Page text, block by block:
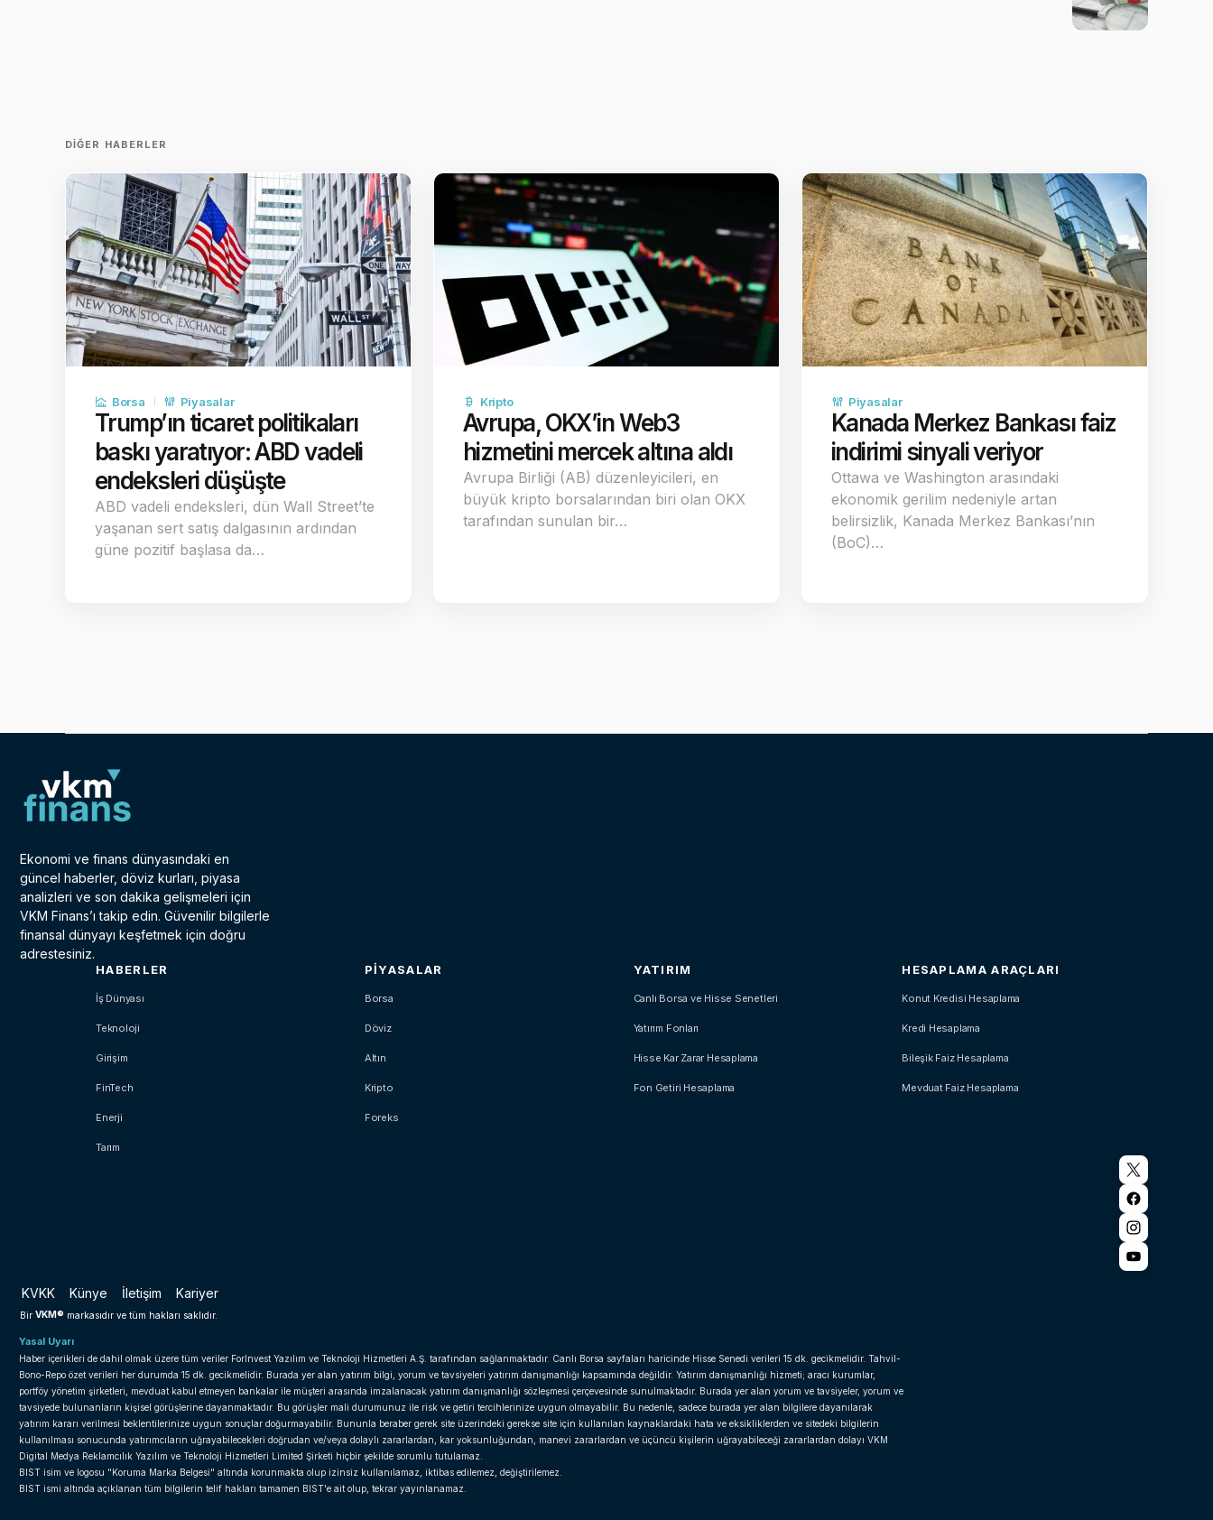
DIĞER HABERLER
Borsa Piyasalar
Trump’ın ticaret politikaları
baskı yaratıyor: ABD vadeli
endeksleri düşüşte
ABD vadeli endeksleri, dün Wall Street’te
yaşanan sert satış dalgasının ardından
güne pozitif başlasa da…
Kripto
Avrupa, OKX’in Web3
hizmetini mercek altına aldı
Avrupa Birliği (AB) düzenleyicileri, en
büyük kripto borsalarından biri olan OKX
tarafından sunulan bir…
Piyasalar
Kanada Merkez Bankası faiz
indirimi sinyali veriyor
Ottawa ve Washington arasındaki
ekonomik gerilim nedeniyle artan
belirsizlik, Kanada Merkez Bankası’nın
(BoC)…
Ekonomi ve finans dünyasındaki en
güncel haberler, döviz kurları, piyasa
analizleri ve son dakika gelişmeleri için
VKM Finans’ı takip edin. Güvenilir bilgilerle
finansal dünyayı keşfetmek için doğru
adrestesiniz.
HABERLER
İş Dünyası
Teknoloji
Girişim
FinTech
Enerji
Tarım
PIYASALAR
Borsa
Döviz
Altın
Kripto
Foreks
YATIRIM
Canlı Borsa ve Hisse Senetleri
Yatırım Fonları
Hisse Kar Zarar Hesaplama
Fon Getiri Hesaplama
HESAPLAMA ARAÇLARI
Konut Kredisi Hesaplama
Kredi Hesaplama
Bileşik Faiz Hesaplama
Mevduat Faiz Hesaplama
KVKK Künye İletişim Kariyer
Bir VKM® markasıdır ve tüm hakları saklıdır.
Yasal Uyarı
Haber içerikleri de dahil olmak üzere tüm veriler ForInvest Yazılım ve Teknoloji Hizmetleri A.Ş. tarafından sağlanmaktadır. Canlı Borsa sayfaları haricinde Hisse Senedi verileri 15 dk. gecikmelidir. Tahvil-
Bono-Repo özet verileri her durumda 15 dk. gecikmelidir. Burada yer alan yatırım bilgi, yorum ve tavsiyeleri yatırım danışmanlığı kapsamında değildir. Yatırım danışmanlığı hizmeti; aracı kurumlar,
portföy yönetim şirketleri, mevduat kabul etmeyen bankalar ile müşteri arasında imzalanacak yatırım danışmanlığı sözleşmesi çerçevesinde sunulmaktadır. Burada yer alan yorum ve tavsiyeler, yorum ve
tavsiyede bulunanların kişisel görüşlerine dayanmaktadır. Bu görüşler mali durumunuz ile risk ve getiri tercihlerinize uygun olmayabilir. Bu nedenle, sadece burada yer alan bilgilere dayanılarak
yatırım kararı verilmesi beklentilerinize uygun sonuçlar doğurmayabilir. Bununla beraber gerek site üzerindeki gerekse site için kullanılan kaynaklardaki hata ve eksikliklerden ve sitedeki bilgilerin
kullanılması sonucunda yatırımcıların uğrayabilecekleri doğrudan ve/veya dolaylı zararlardan, kar yoksunluğundan, manevi zararlardan ve üçüncü kişilerin uğrayabileceği zararlardan dolayı VKM
Digital Medya Reklamcılık Yazılım ve Teknoloji Hizmetleri Limited Şirketi hiçbir şekilde sorumlu tutulamaz.
BIST isim ve logosu "Koruma Marka Belgesi" altında korunmakta olup izinsiz kullanılamaz, iktibas edilemez, değiştirilemez.
BIST ismi altında açıklanan tüm bilgilerin telif hakları tamamen BIST'e ait olup, tekrar yayınlanamaz.